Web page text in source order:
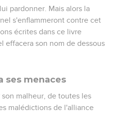
pardonner. Mais alors la
s'enflammeront contre cet
écrites dans ce livre
effacera son nom de dessous
ses menaces
malheur, de toutes les
malédictions de l'alliance